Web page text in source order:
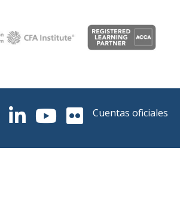
Blog
de la
Cuentas oficiales